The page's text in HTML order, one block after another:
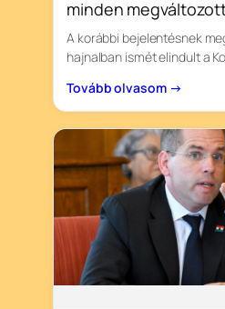
minden
A korábbi bejelentésnek
hajnalban ismét elindult a
Tovább olvasom →